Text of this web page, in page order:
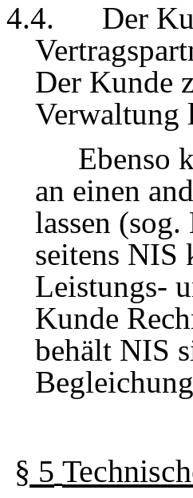
4.4.
Der
Der Kunde
Verwaltung
Ebenso
an einen
lassen
seitens NIS
Leistungs-
Kunde
behält NIS
§ 5